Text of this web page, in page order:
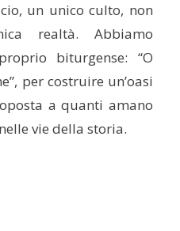
un unico culto, non
realtà. Abbiamo
biturgense: “O
per costruire un’oasi
a quanti amano
vie della storia.